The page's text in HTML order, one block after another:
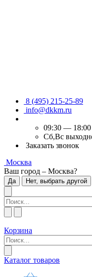
8 (495) 215-25-89
info@dkkm.ru
09:30 — 18:00
Сб,Вс
Заказать звонок
Москва
Ваш город – Москва?
Да Нет, выбрать другой
Корзина
Каталог товаров